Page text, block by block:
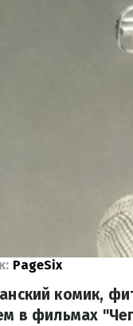
PageSix
комик,
в фильмах